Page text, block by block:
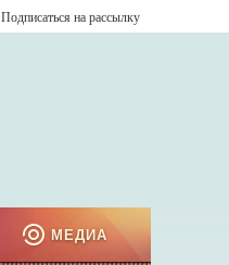
Подписаться на рассылку
МЕДИА